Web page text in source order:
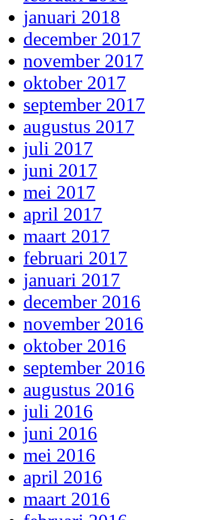
januari 2018
december 2017
november 2017
oktober 2017
september 2017
augustus 2017
juli 2017
juni 2017
mei 2017
april 2017
maart 2017
februari 2017
januari 2017
december 2016
november 2016
oktober 2016
september 2016
augustus 2016
juli 2016
juni 2016
mei 2016
april 2016
maart 2016